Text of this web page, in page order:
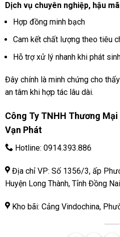
Dịch vụ chuyên nghiệp, hậu
Hợp đồng minh bạch
Cam kết chất lượng theo tiêu
Hỗ trợ xử lý nhanh khi phát
Đây chính là minh chứng cho
an tâm khi hợp tác lâu dài.
Công Ty TNHH Thương
Vạn Phát
Hotline: 0914.393.886
Địa chỉ VP: Số 1356/3, ấp
Huyện Long Thành, Tỉnh Đồng Nai
Kho bãi: Cảng Vindochina,